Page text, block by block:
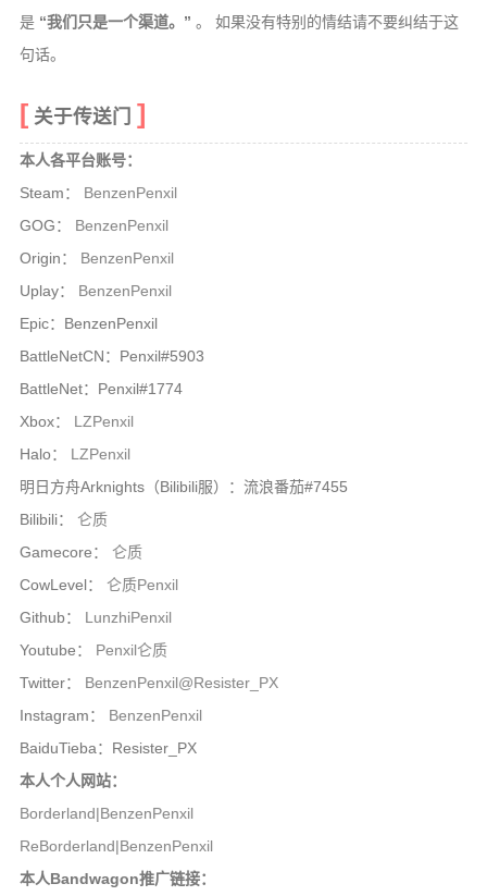
是 “我们只是一个渠道。” 。 如果没有特别的情结请不要纠结于这
句话。
关于传送门
本人各平台账号：
Steam： BenzenPenxil
GOG： BenzenPenxil
Origin： BenzenPenxil
Uplay： BenzenPenxil
Epic：BenzenPenxil
BattleNetCN：Penxil#5903
BattleNet：Penxil#1774
Xbox： LZPenxil
Halo： LZPenxil
明日方舟Arknights（Bilibili服）：流浪番茄#7455
Bilibili： 仑质
Gamecore： 仑质
CowLevel： 仑质Penxil
Github： LunzhiPenxil
Youtube： Penxil仑质
Twitter： BenzenPenxil@Resister_PX
Instagram： BenzenPenxil
BaiduTieba：Resister_PX
本人个人网站：
Borderland|BenzenPenxil
ReBorderland|BenzenPenxil
本人Bandwagon推广链接：
关于
友情链接
罗德岛
黑魂档案
HEX时钟